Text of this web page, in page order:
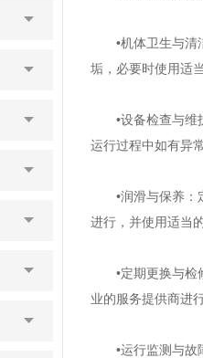
‌•机体卫生与清洁‌
垢，必要时使用适
‌•设备检查与维护‌
运行过程中如有异
‌•润滑与保养‌：定
进行，并使用适当
‌•定期更换与检修‌
业的服务提供商进
‌•运行监测与故障